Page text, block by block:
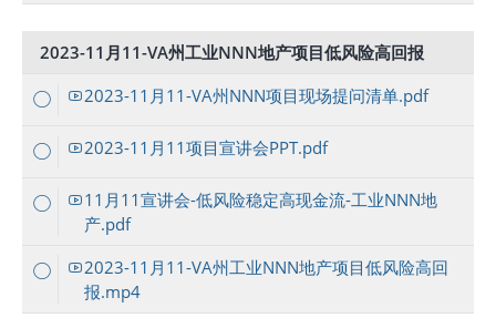
2023-11月11-VA州工业NNN地产项目低风险高回报
2023-11月11-VA州NNN项目现场提问清单.pdf
2023-11月11项目宣讲会PPT.pdf
11月11宣讲会-低风险稳定高现金流-工业NNN地
产.pdf
2023-11月11-VA州工业NNN地产项目低风险高回
报.mp4